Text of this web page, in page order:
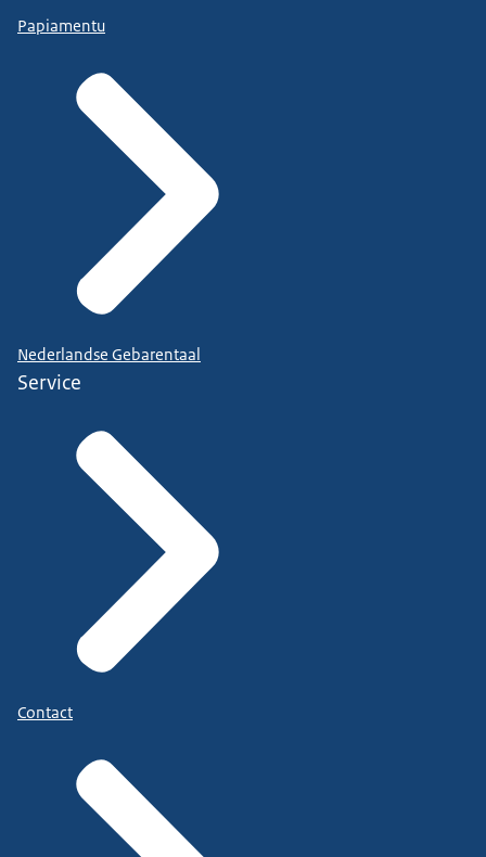
Papiamentu
Nederlandse Gebarentaal
Service
Contact